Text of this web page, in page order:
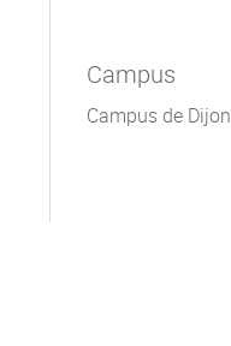
Campus
Campus de Dijon